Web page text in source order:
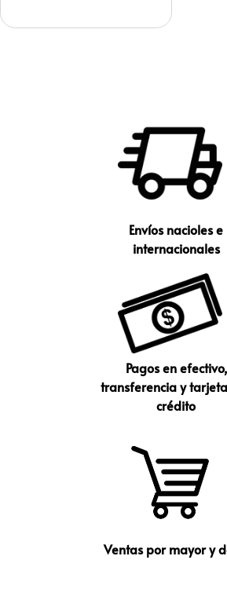
Envíos nacioles e
internacionales
Pagos en efectivo,
transferencia y
crédito
Ventas por mayor y